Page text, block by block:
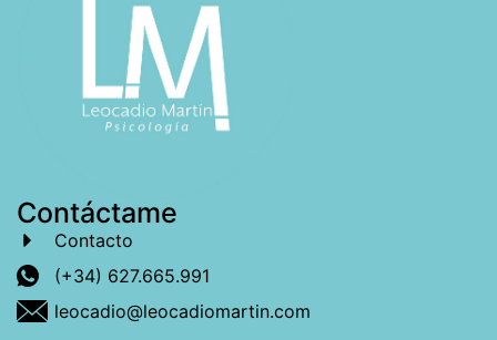
Contáctame
Contacto
(+34) 627.665.991
leocadio@leocadiomartin.com